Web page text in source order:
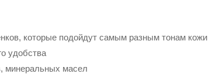
которые подойдут самым разным тонам кожи
удобства
минеральных масел